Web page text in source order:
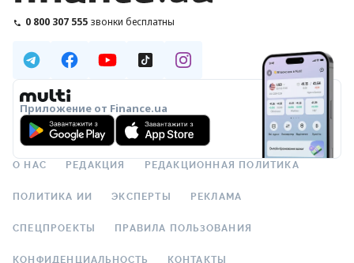
0 800 307 555 звонки бесплатны
Приложение от Finance.ua
О НАС РЕДАКЦИЯ РЕДАКЦИОННАЯ ПОЛИТИКА
ПОЛИТИКА ИИ ЭКСПЕРТЫ РЕКЛАМА
СПЕЦПРОЕКТЫ ПРАВИЛА ПОЛЬЗОВАНИЯ
КОНФИДЕНЦИАЛЬНОСТЬ КОНТАКТЫ